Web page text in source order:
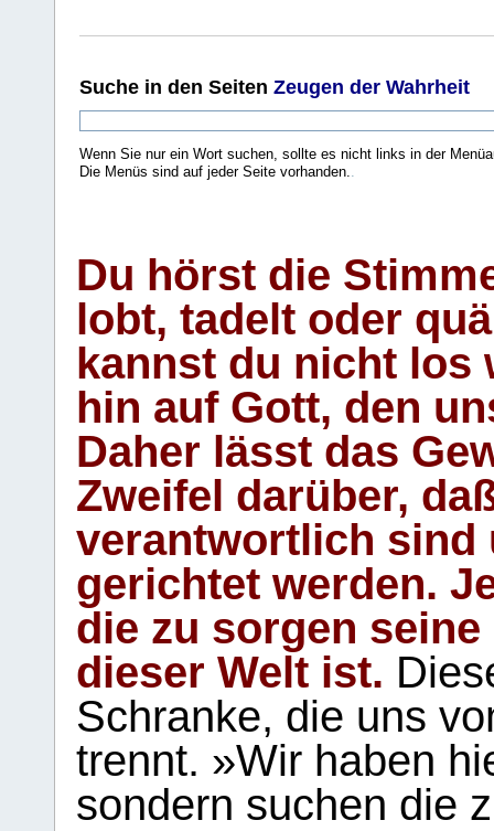
Suche in den Seiten Zeugen der Wahrheit
Wenn Sie nur ein Wort suchen, sollte es nicht links in der
Die Menüs sind auf jeder Seite vorhanden.
Du hörst die
lobt, tadelt oder
kannst du nicht los
hin auf Gott, den
Daher lässt das
Zweifel darüber,
verantwortlich sind
gerichtet werden.
die zu sorgen
dieser Welt ist.
Schranke, die uns
trennt. »Wir haben
sondern suchen die